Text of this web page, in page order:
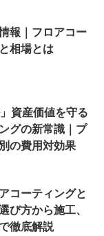
報｜フロアコー
相場とは
資産価値を守る
グの新常識｜プ
の費用対効果
コーティングと
び方から施工、
徹底解説